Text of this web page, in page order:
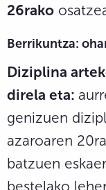
26rako
Berrikuntza:
Diziplina
direla eta:
genizuen
azaroaren
batzuen
bestelako